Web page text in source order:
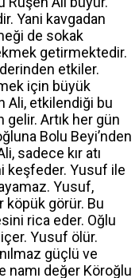
Yani kavgadan
de sokak
getirmektedir.
etkiler.
için büyük
Ali, etkilendiği bu
Artık her gün
Bolu Beyi’nden
sadece kır atı
keşfeder. Yusuf ile
Yusuf,
köpük görür. Bu
rica eder. Oğlu
Yusuf ölür.
güçlü ve
namı değer Köroğlu